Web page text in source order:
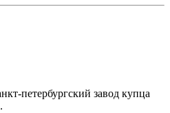
петербургский завод купца